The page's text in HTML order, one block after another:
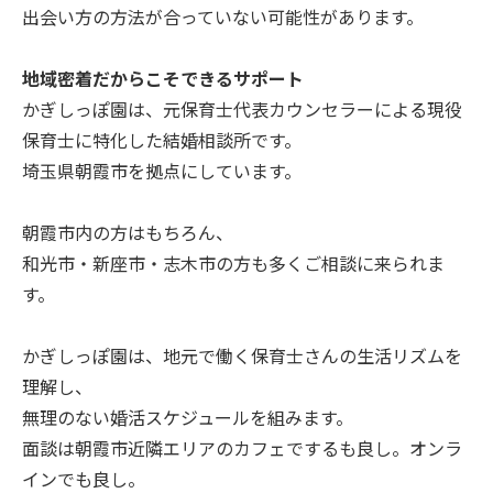
出会い方の方法が合っていない可能性があります。
地域密着だからこそできるサポート
かぎしっぽ園は、元保育士代表カウンセラーによる現役
保育士に特化した結婚相談所です。
埼玉県朝霞市を拠点にしています。
朝霞市内の方はもちろん、
和光市・新座市・志木市の方も多くご相談に来られま
す。
かぎしっぽ園は、地元で働く保育士さんの生活リズムを
理解し、
無理のない婚活スケジュールを組みます。
面談は朝霞市近隣エリアのカフェでするも良し。オンラ
インでも良し。